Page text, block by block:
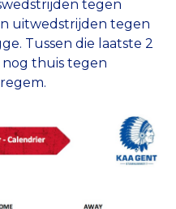
tegen
uitwedstrijden tegen
Tussen die laatste 2
thuis tegen